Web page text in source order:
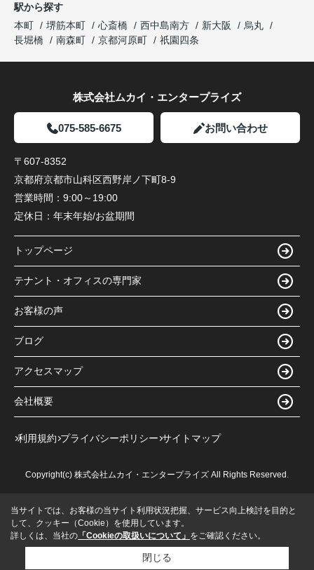
駅から探す
本町
堺筋本町 心斎橋 西中島南方 新大阪
烏丸
長堀橋
南森町 京都河原町 祇園四条
株式会社ムカイ・エンタープライズ
075-585-6675 お問い合わせ
〒607-8352
京都府京都市山科区西野岸ノ下町8-9
営業時間： 9:00～19:00
定休日： 年末年始/お盆期間
トップページ
テナント・オフィスの専門家
お客様の声
ブログ
アクセスマップ
会社概要
利用規約 プライバシーポリシー サイトマップ
Copyright(c) 株式会社ムカイ・エンタープライズ All Rights Reserved.
当サイトでは、お客様の当サイト利用状況把握、サービス向上検討を目的と
して、クッキー（Cookie）を使用しています。
詳しくは、当社の 「Cookieの取扱いについて」 をご確認ください。
閉じる